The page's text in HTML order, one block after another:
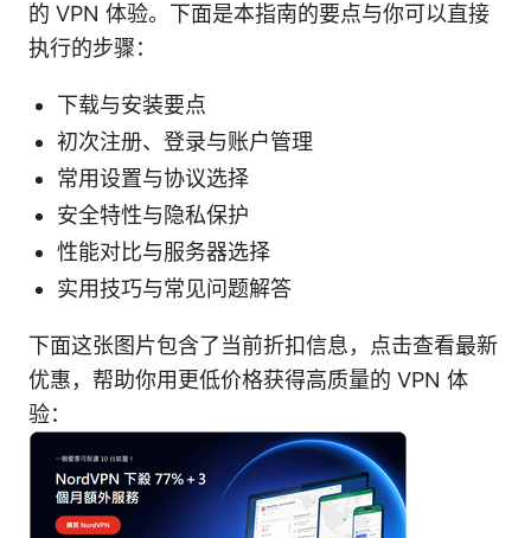
的 VPN 体验。下面是本指南的要点与你可以直接
执行的步骤：
下载与安装要点
初次注册、登录与账户管理
常用设置与协议选择
安全特性与隐私保护
性能对比与服务器选择
实用技巧与常见问题解答
下面这张图片包含了当前折扣信息，点击查看最新
优惠，帮助你用更低价格获得高质量的 VPN 体
验：